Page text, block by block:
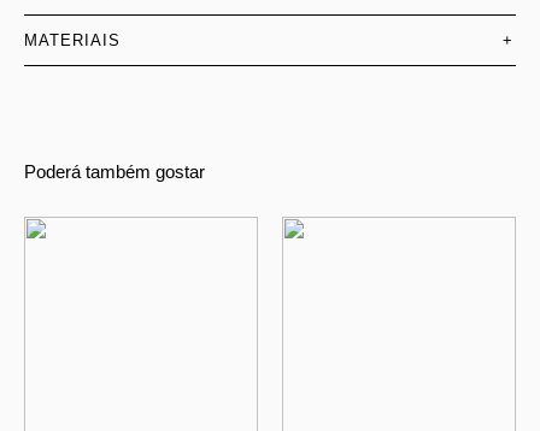
MATERIAIS +
Poderá também gostar